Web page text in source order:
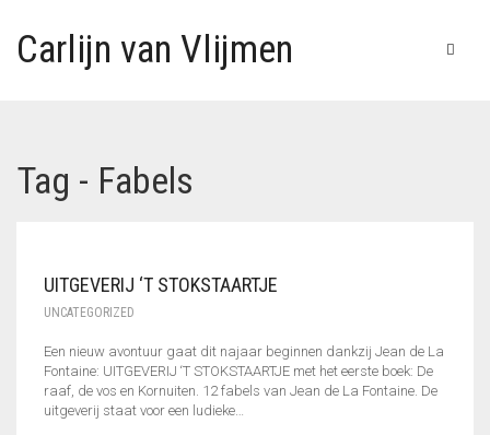
Carlijn van Vlijmen
Tag - Fabels
UITGEVERIJ ‘T STOKSTAARTJE
UNCATEGORIZED
Een nieuw avontuur gaat dit najaar beginnen dankzij Jean de La
Fontaine: UITGEVERIJ ‘T STOKSTAARTJE met het eerste boek: De
raaf, de vos en Kornuiten. 12 fabels van Jean de La Fontaine. De
uitgeverij staat voor een ludieke…